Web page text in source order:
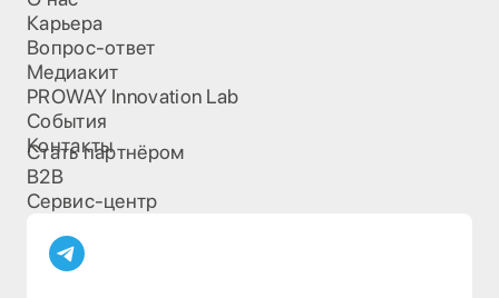
Карьера
Вопрос-ответ
Медиакит
PROWAY Innovation Lab
События
Контакты
Стать партнёром
B2B
Сервис-центр